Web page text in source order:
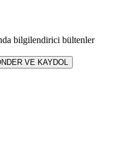
bilgilendirici bültenler
VE KAYDOL